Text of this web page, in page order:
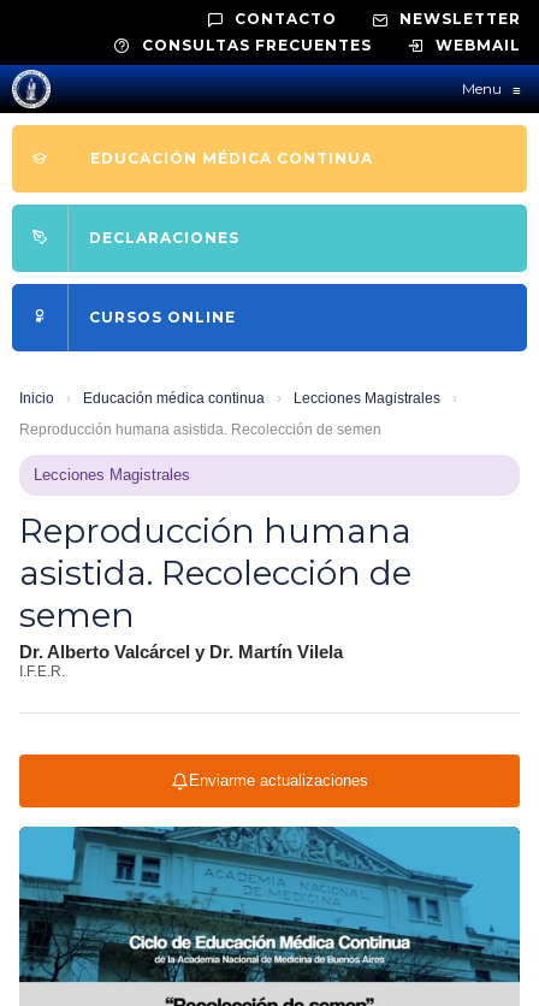
CONTACTO
NEWSLETTER
CONSULTAS FRECUENTES
WEBMAIL
Menu≡
EDUCACIÓN MÉDICA CONTINUA
DECLARACIONES
CURSOS ONLINE
Inicio › Educación médica continua › Lecciones Magistrales
›
Reproducción humana asistida. Recolección de semen
Lecciones Magistrales
Reproducción humana
asistida. Recolección de
semen
Dr. Alberto Valcárcel y Dr. Martín Vilela
I.F.E.R.
Enviarme actualizaciones